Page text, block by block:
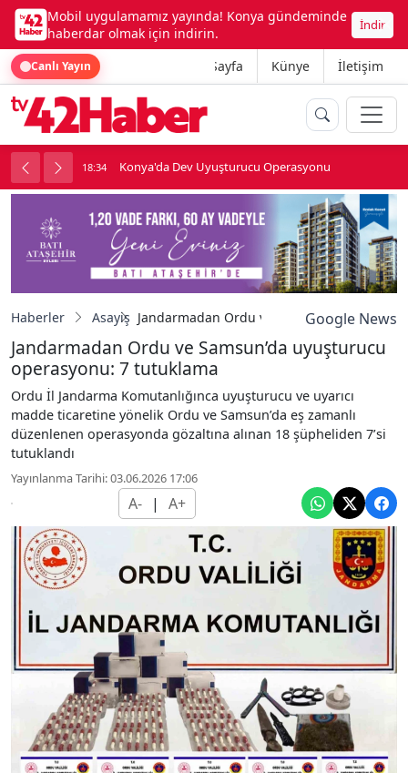
Mobil uygulamamız yayında! Konya gündeminde
haberdar olmak için indirin.
İndir
Canlı Yayın Ana Sayfa Künye İletişim
18:34 Konya'da Dev Uyuşturucu Operasyonu
Haberler Asayiş Jandarmadan Ordu ve Samsun’daGoogle News
Jandarmadan Ordu ve Samsun’da uyuşturucu
operasyonu: 7 tutuklama
Ordu İl Jandarma Komutanlığınca uyuşturucu ve uyarıcı
madde ticaretine yönelik Ordu ve Samsun’da eş zamanlı
düzenlenen operasyonda gözaltına alınan 18 şüpheliden 7’si
tutuklandı
Yayınlanma Tarihi: 03.06.2026 17:06
A- | A+